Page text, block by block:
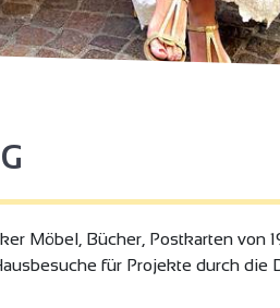
Möbel, Bücher, Postkarten von
für Projekte durch die